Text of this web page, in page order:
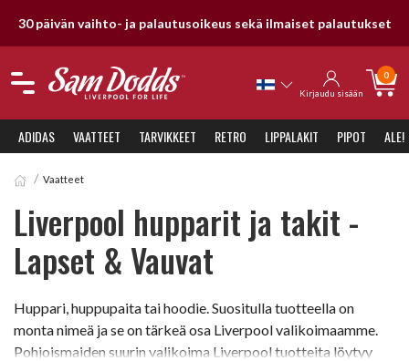
30 päivän vaihto- ja palautusoikeus sekä ilmaiset palautukset
Kirjaudu sisään
0
ADIDAS VAATTEET TARVIKKEET RETRO LIPPALAKIT PIPOT ALE!
Vaatteet
Liverpool hupparit ja takit -
Lapset & Vauvat
Huppari, huppupaita tai hoodie. Suositulla tuotteella on
monta nimeä ja se on tärkeä osa Liverpool valikoimaamme.
Pohjoismaiden suurin valikoima Liverpool tuotteita löytyy